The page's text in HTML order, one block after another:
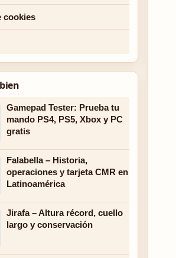
cookies
Gamepad Tester: Prueba tu
mando PS4, PS5, Xbox y PC
gratis
Falabella – Historia,
operaciones y tarjeta CMR en
Latinoamérica
Jirafa – Altura récord, cuello
largo y conservación